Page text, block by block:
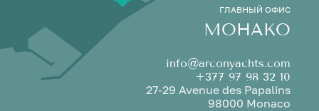
ГЛАВНЫЙ ОФИС
МОНАКО
info@arconyachts.com
+377 97 98 32 10
27-29 Avenue des Papalins
98000 Monaco